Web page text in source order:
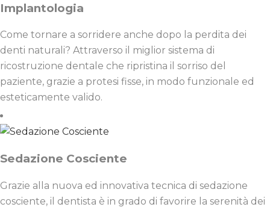
Implantologia
Come tornare a sorridere anche dopo la perdita dei
denti naturali? Attraverso il miglior sistema di
ricostruzione dentale che ripristina il sorriso del
paziente, grazie a protesi fisse, in modo funzionale ed
esteticamente valido.
Sedazione Cosciente
Grazie alla nuova ed innovativa tecnica di sedazione
cosciente, il dentista è in grado di favorire la serenità dei